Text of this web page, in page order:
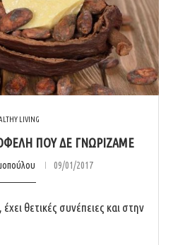
LIVING
ΠΟΥ ΔΕ ΓΝΩΡΊΖΑΜΕ
09/01/2017
θετικές συνέπειες και στην